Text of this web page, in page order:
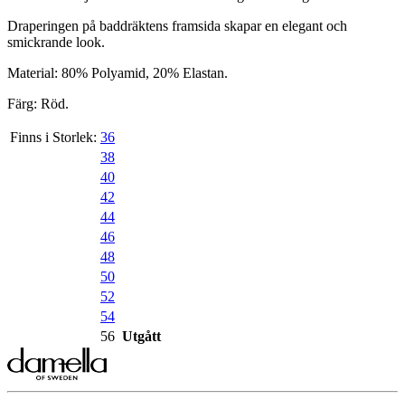
Draperingen på baddräktens framsida skapar en elegant och
smickrande look.
Material: 80% Polyamid, 20% Elastan.
Färg: Röd.
Finns i Storlek: 36
38
40
42
44
46
48
50
52
54
56 Utgått